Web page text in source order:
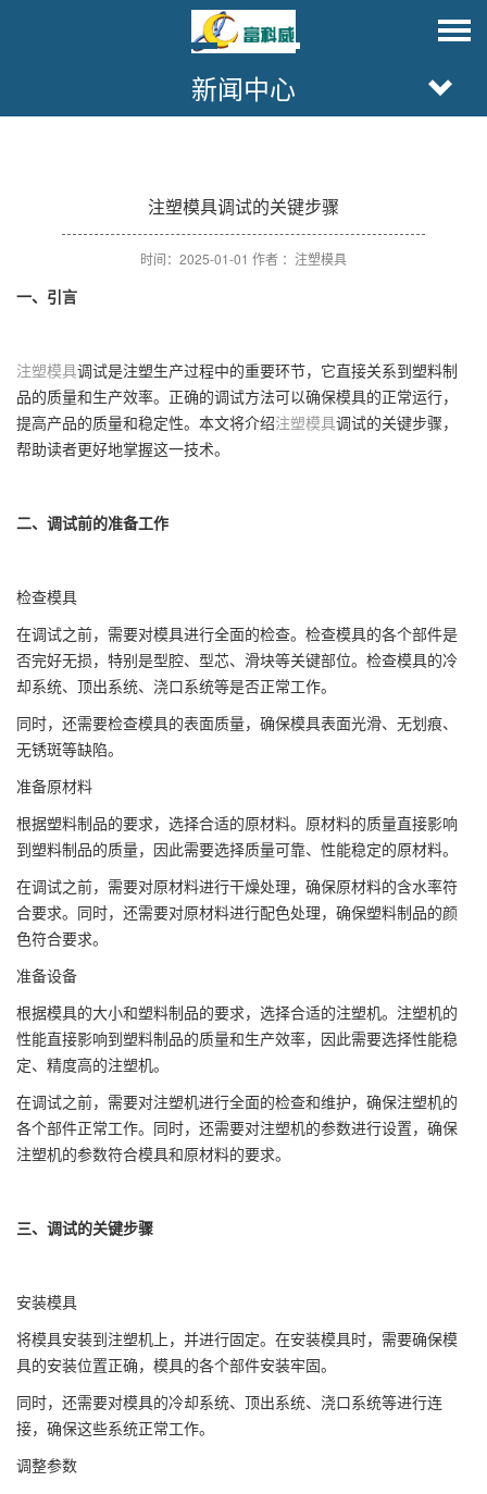
新闻中心
注塑模具调试的关键步骤
时间：2025-01-01 作者 ：注塑模具
一、引言
注塑模具调试是注塑生产过程中的重要环节，它直接关系到塑料制
品的质量和生产效率。正确的调试方法可以确保模具的正常运行，
提高产品的质量和稳定性。本文将介绍注塑模具调试的关键步骤，
帮助读者更好地掌握这一技术。
二、调试前的准备工作
检查模具
在调试之前，需要对模具进行全面的检查。检查模具的各个部件是
否完好无损，特别是型腔、型芯、滑块等关键部位。检查模具的冷
却系统、顶出系统、浇口系统等是否正常工作。
同时，还需要检查模具的表面质量，确保模具表面光滑、无划痕、
无锈斑等缺陷。
准备原材料
根据塑料制品的要求，选择合适的原材料。原材料的质量直接影响
到塑料制品的质量，因此需要选择质量可靠、性能稳定的原材料。
在调试之前，需要对原材料进行干燥处理，确保原材料的含水率符
合要求。同时，还需要对原材料进行配色处理，确保塑料制品的颜
色符合要求。
准备设备
根据模具的大小和塑料制品的要求，选择合适的注塑机。注塑机的
性能直接影响到塑料制品的质量和生产效率，因此需要选择性能稳
定、精度高的注塑机。
在调试之前，需要对注塑机进行全面的检查和维护，确保注塑机的
各个部件正常工作。同时，还需要对注塑机的参数进行设置，确保
注塑机的参数符合模具和原材料的要求。
三、调试的关键步骤
安装模具
将模具安装到注塑机上，并进行固定。在安装模具时，需要确保模
具的安装位置正确，模具的各个部件安装牢固。
同时，还需要对模具的冷却系统、顶出系统、浇口系统等进行连
接，确保这些系统正常工作。
调整参数